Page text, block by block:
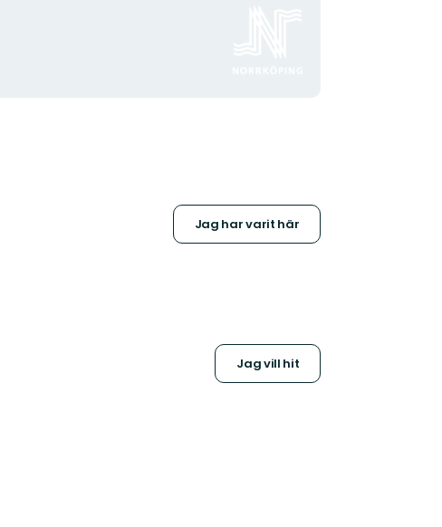
Jag har varit här
Jag vill hit